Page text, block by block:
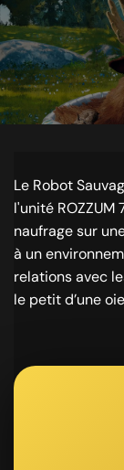
Le Robot
l'unité ROZZUM
naufrage sur
à un
relations avec
le petit d’une